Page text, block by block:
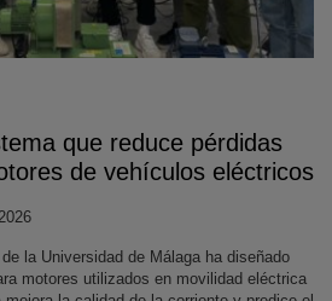
que reduce pérdidas
de vehículos eléctricos
la Universidad de Málaga ha diseñado
motores utilizados en movilidad eléctrica